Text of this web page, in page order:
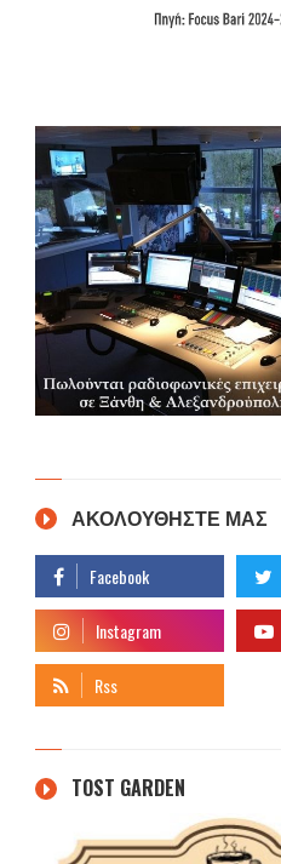
ΑΚΟΛΟΥΘΗΣΤΕ ΜΑΣ
TOST GARDEN